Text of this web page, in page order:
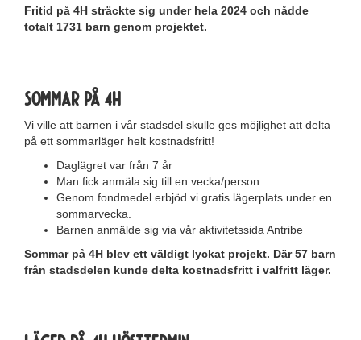
Fritid på 4H sträckte sig under hela 2024 och nådde
totalt 1731 barn genom projektet.
Sommar på 4H
Vi ville att barnen i vår stadsdel skulle ges möjlighet att delta
på ett sommarläger helt kostnadsfritt!
Daglägret var från 7 år
Man fick anmäla sig till en vecka/person
Genom fondmedel erbjöd vi gratis lägerplats under en
sommarvecka.
Barnen anmälde sig via vår aktivitetssida Antribe
Sommar på 4H blev ett väldigt lyckat projekt. Där 57 barn
från stadsdelen kunde delta kostnadsfritt i valfritt läger.